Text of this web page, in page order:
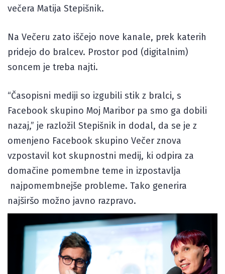
večera Matija Stepišnik.
Na Večeru zato iščejo nove kanale, prek katerih
pridejo do bralcev. Prostor pod (digitalnim)
soncem je treba najti.
“Časopisni mediji so izgubili stik z bralci, s
Facebook skupino Moj Maribor pa smo ga dobili
nazaj,” je razložil Stepišnik in dodal, da se je z
omenjeno Facebook skupino Večer znova
vzpostavil kot skupnostni medij, ki odpira za
domačine pomembne teme in izpostavlja
najpomembnejše probleme. Tako generira
najširšo možno javno razpravo.